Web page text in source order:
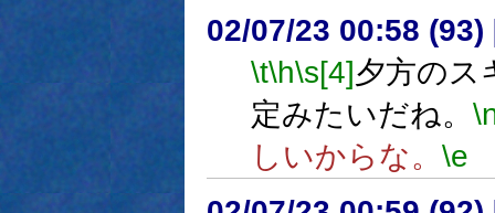
02/07/23 00:58 (93)
\t\h\s[4]夕方のス
定みたいだね。
しいからな。 \e